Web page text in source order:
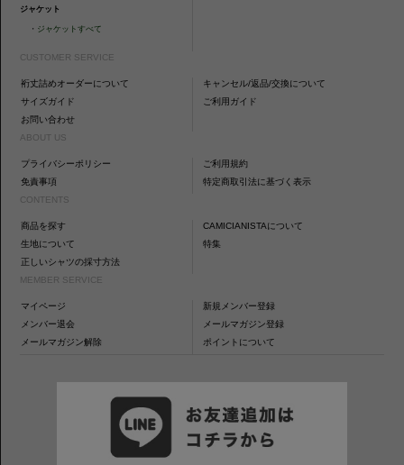
ジャケット
・ ジャケットすべて
CUSTOMER SERVICE
裄丈詰めオーダーについて
キャンセル/返品/交換について
サイズガイド
ご利用ガイド
お問い合わせ
ABOUT US
プライバシーポリシー
ご利用規約
免責事項
特定商取引法に基づく表示
CONTENTS
商品を探す
CAMICIANISTAについて
生地について
特集
正しいシャツの採寸方法
MEMBER SERVICE
マイページ
新規メンバー登録
メンバー退会
メールマガジン登録
メールマガジン解除
ポイントについて